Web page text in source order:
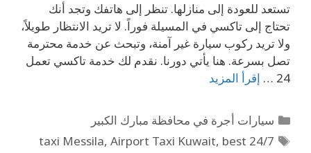
تستعد للعودة إلى منازلها. تنظر إلى هاتفك وتجد أنك
تحتاج إلى تاكسي في المسيلة فوراً. لا تريد الانتظار طويلاً،
ولا تريد ركوب سيارة غير آمنة، وتبحث عن خدمة محترمة
تصل بسرعة. هنا يأتي دورنا. نقدم لك خدمة تاكسي تعمل
24 …
إقرأ المزيد
سيارات أجرة في محافظة مبارك الكبير
24/7 taxi Messila
, Airport Taxi Kuwait, best